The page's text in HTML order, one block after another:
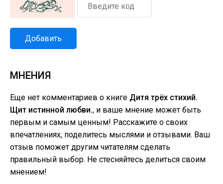
Добавить
МНЕНИЯ
Еще нет комментариев о книге Дитя трёх стихий.
Щит истинной любви., и ваше мнение может быть
первым и самым ценным! Расскажите о своих
впечатлениях, поделитесь мыслями и отзывами. Ваш
отзыв поможет другим читателям сделать
правильный выбор. Не стесняйтесь делиться своим
мнением!